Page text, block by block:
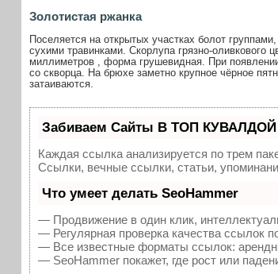
Золотистая ржанка
Поселяется на открытых участках болот
сухими травинками. Скорлупа грязно-
миллиметров, форма грушевидная. При появлении
со скворца. На брюхе заметно крупное чёрное
затаиваются.
Забиваем Сайты В ТОП КУВАЛДОЙ
Каждая ссылка анализируется по трем
Ссылки, вечные ссылки, статьи,
Что умеет делать SeoHammer
— Продвижение в один клик,
— Регулярная проверка качества ссылок
— Все известные форматы ссылок:
— SeoHammer покажет, где рост или